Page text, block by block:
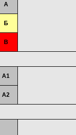
А
Б
В
А1
А2